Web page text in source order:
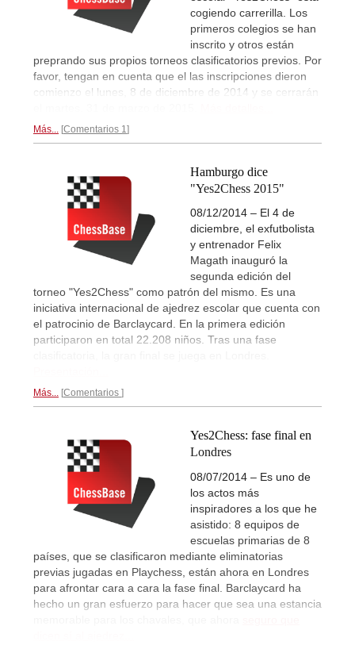
cogiendo carrerilla. Los
primeros colegios se han
inscrito y otros están
preprando sus propios torneos clasificatorios previos. Por
favor, tengan en cuenta que el las inscripciones dieron
comienzo el lunes, 8 de diciembre de 2014 y se cerrarán
Más... Comentarios 1
Hamburgo dice
"Yes2Chess 2015"
08/12/2014 – El 4 de
diciembre, el exfutbolista
y entrenador Felix
Magath inauguró la
segunda edición del
torneo "Yes2Chess" como patrón del mismo. Es una
iniciativa internacional de ajedrez escolar que cuenta con
el patrocinio de Barclaycard. En la primera edición
participaron en total 22.208 niños. Tras una fase
Más... Comentarios
Yes2Chess: fase final en
Londres
08/07/2014 – Es uno de
los actos más
inspiradores a los que he
asistido: 8 equipos de
escuelas primarias de 8
países, que se clasificaron mediante eliminatorias
previas jugadas en Playchess, están ahora en Londres
para afrontar cara a cara la fase final. Barclaycard ha
hecho un gran esfuerzo para hacer que sea una estancia